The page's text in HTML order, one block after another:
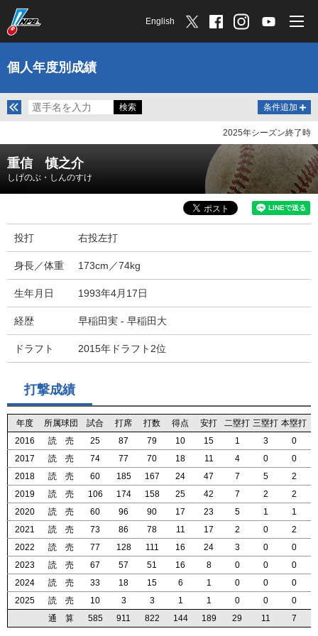
English
個人年度別成績
条件追加
2025年シーズン終了時
重信 慎之介
しげのぶ・しんのすけ
投打 右投左打
身長／体重 173cm／74kg
生年月日 1993年4月17日
経歴 早稲田実 - 早稲田大
ドラフト 2015年ドラフト2位
打撃成績
年度 所属球団 試合 打席 打数 得点 安打 二塁打 三塁打 本塁打
2016
読 売 25 87 79 10 15 1 3 0
2017
読 売 74 77 70 18 11 4 0 0
2018
読 売 60 185 167 24 47 7 5 2
2019
読 売 106 174 158 25 42 7 2 2
2020
読 売 60 96 90 17 23 5 1 1
2021
読 売 73 86 78 11 17 2 0 2
2022
読 売 77 128 111 16 24 3 0 0
2023
読 売 67 57 51 16 8 0 0
0
2024
読 売 33 18 15 6 1 0 0
0
2025
読 売 10 3 3 1 1 0 0
0
通 算
585 911 822 144 189 29 11 7
年度 所属球団 試合 打席 打数 得点 安打 二塁打 三塁打 本塁打
2016
読 売 25 87 79 10 15 1 3 0
2017
読 売 74 77 70 18 11 4 0 0
2018
読 売 60 185 167 24 47 7 5 2
2019
読 売 106 174 158 25 42 7 2 2
2020
読 売 60 96 90 17 23 5 1 1
2021
読 売 73 86 78 11 17 2 0 2
2022
読 売 77 128 111 16 24 3 0 0
2023
読 売 67 57 51 16 8 0 0
0
2024
読 売 33 18 15 6 1 0 0
0
2025
読 売 10 3 3 1 1 0 0
0
通 算
585 911 822 144 189 29 11 7
年度 所属球団 試合 打席 打数 得点 安打 二塁打 三塁打 本塁打
2016
読 売 25 87 79 10 15 1 3 0
2017
読 売 74 77 70 18 11 4 0 0
2018
読 売 60 185 167 24 47 7 5 2
2019
読 売 106 174 158 25 42 7 2 2
2020
読 売 60 96 90 17 23 5 1 1
2021
読 売 73 86 78 11 17 2 0 2
2022
読 売 77 128 111 16 24 3 0 0
2023
読 売 67 57 51 16 8 0 0
0
2024
読 売 33 18 15 6 1 0 0
0
2025
読 売 10 3 3 1 1 0 0
0
通 算
585 911 822 144 189 29 11 7
年度 所属球団 試合 打席 打数 得点 安打 二塁打 三塁打 本塁打
2016
読 売 25 87 79 10 15 1 3 0
2017
読 売 74 77 70 18 11 4 0 0
2018
読 売 60 185 167 24 47 7 5 2
2019
読 売 106 174 158 25 42 7 2 2
2020
読 売 60 96 90 17 23 5 1 1
2021
読 売 73 86 78 11 17 2 0 2
2022
読 売 77 128 111 16 24 3 0 0
2023
読 売 67 57 51 16 8 0 0
0
2024
読 売 33 18 15 6 1 0 0
0
2025
読 売 10 3 3 1 1 0 0
0
通 算
585 911 822 144 189 29 11 7